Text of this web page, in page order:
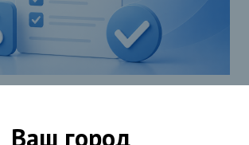
Ваш город